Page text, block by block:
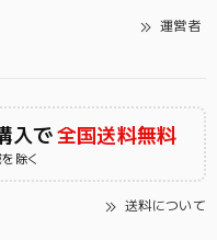
運営者
入で全国送料無料
除く
送料について